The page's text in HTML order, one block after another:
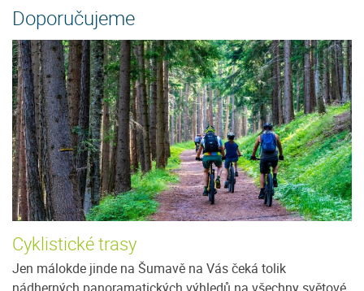
Doporučujeme
Cyklistické trasy
Jen málokde jinde na Šumavě na Vás čeká tolik